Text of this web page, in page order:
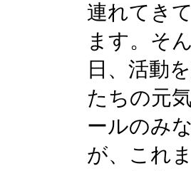
連れてき
ます。そ
日、活動
たちの元
ールのみ
が、これ